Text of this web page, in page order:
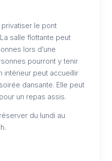
le pont
salle flottante peut
lors d’une
pourront y tenir
intérieur peut accueillir
dansante. Elle peut
un repas assis.
du lundi au